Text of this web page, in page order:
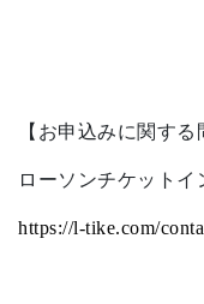
【お申込みに関する
ローソンチケットイ
https://l-tike.com/